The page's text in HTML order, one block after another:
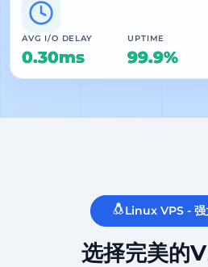
AVG I/O DELAY
0.30ms
UPTIME
99.9%
Linux VPS - 强
选择完美的